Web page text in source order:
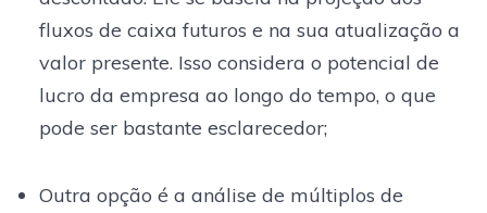
fluxos de caixa futuros e na sua atualização a
valor presente. Isso considera o potencial de
lucro da empresa ao longo do tempo, o que
pode ser bastante esclarecedor;
Outra opção é a análise de múltiplos de